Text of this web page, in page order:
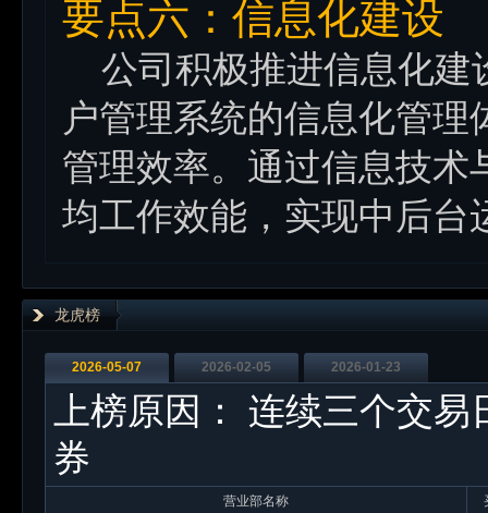
要点六：信息化建设
公司积极推进信息化建
户管理系统的信息化管
管理效率。通过信息技术
均工作效能，实现中后台
龙虎榜
2026-05-07 2026-02-05 2026-01-23
上榜原因： 连续三个交易
券
营业部名称